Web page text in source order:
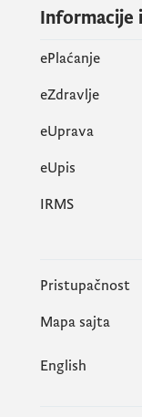
Informacije
ePlaćanje
eZdravlje
eUprava
еUpis
IRMS
Pristupačnost
Mapa sajta
English